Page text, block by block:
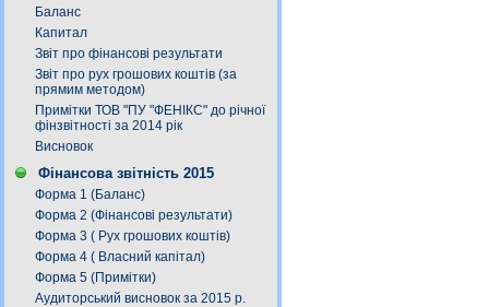
Баланс
Капитал
Звіт про фінансові результати
Звіт про рух грошових коштів (за
прямим методом)
Примітки ТОВ "ПУ "ФЕНІКС" до річної
фінзвітності за 2014 рік
Висновок
Фінансова звітність 2015
Форма 1 (Баланс)
Форма 2 (Фінансові результати)
Форма 3 ( Рух грошових коштів)
Форма 4 ( Власний капітал)
Форма 5 (Примітки)
Аудиторський висновок за 2015 р.